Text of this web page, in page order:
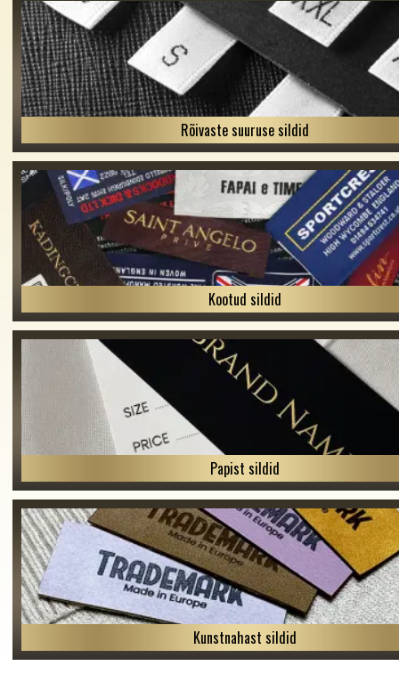
Rõivaste suuruse sildid
Kootud sildid
Papist sildid
Kunstnahast sildid